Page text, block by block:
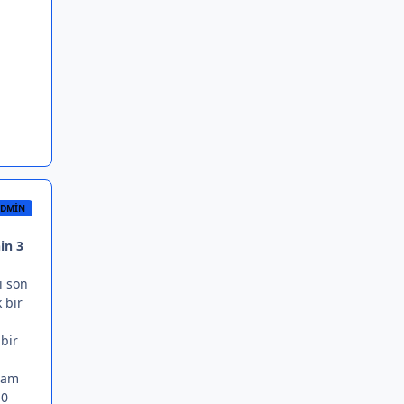
3
son
bir
bir